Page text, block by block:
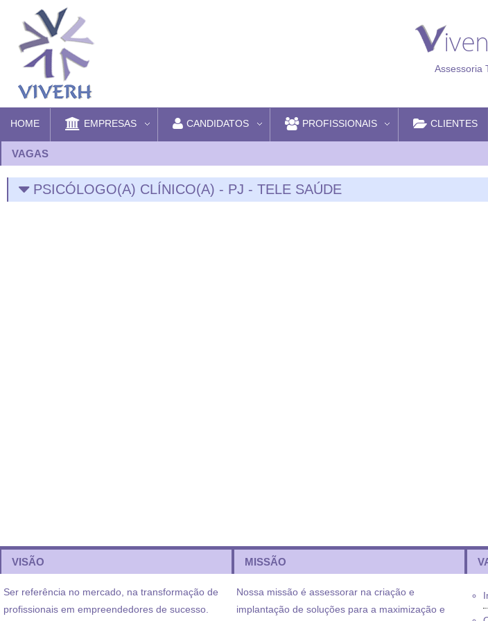
Assessoria
HOME EMPRESAS CANDIDATOS PROFISSIONAIS CLIENTES
VAGAS
PSICÓLOGO(A) CLÍNICO(A) - PJ - TELE SAÚDE
VISÃO
Ser referência no mercado, na transformação de
profissionais em empreendedores de sucesso.
MISSÃO
Nossa missão é assessorar na criação e
implantação de soluções para a maximização e